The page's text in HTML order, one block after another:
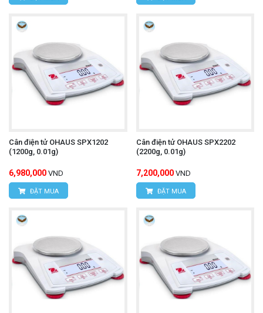
Cân điện tử OHAUS SPX1202
(1200g, 0.01g)
6,980,000 VND
ĐẶT MUA
Cân điện tử OHAUS SPX2202
(2200g, 0.01g)
7,200,000 VND
ĐẶT MUA